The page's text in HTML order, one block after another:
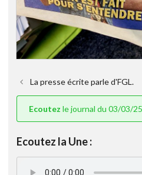
La presse écrite parle d'FGL.
Ecoutez le journal du 03/03/25
Ecoutez la Une :